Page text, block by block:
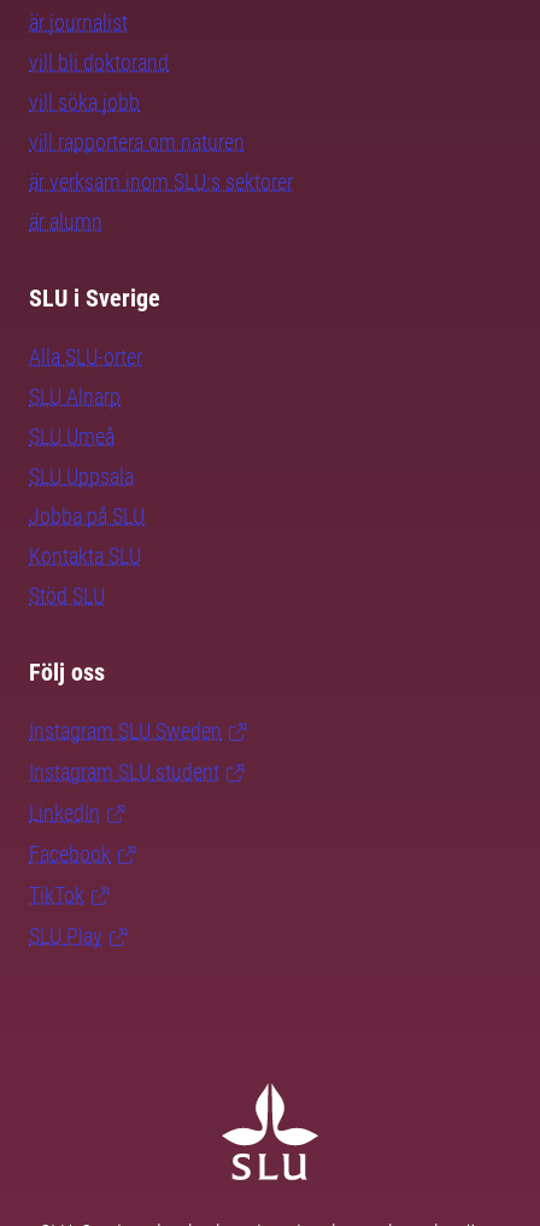
är journalist
vill bli doktorand
vill söka jobb
vill rapportera om naturen
är verksam inom SLU:s sektorer
är alumn
SLU i Sverige
Alla SLU-orter
SLU Alnarp
SLU Umeå
SLU Uppsala
Jobba på SLU
Kontakta SLU
Stöd SLU
Följ oss
Instagram SLU.Sweden
Instagram SLU.student
LinkedIn
Facebook
TikTok
SLU Play